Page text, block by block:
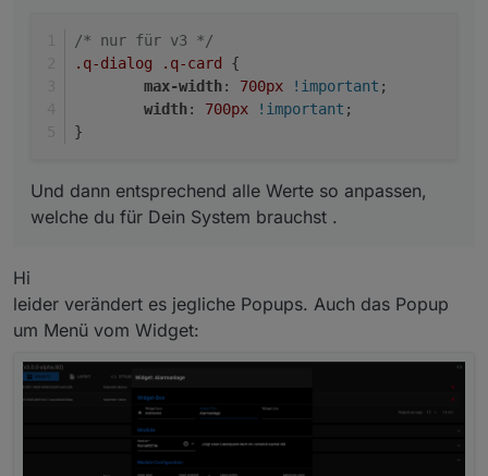
/* nur für v3 */
.q-dialog
.q-card
{
max-width: 700px !important ;
width: 700px !important ;
}
Und dann entsprechend alle Werte so anpassen,
welche du für Dein System brauchst .
Hi
leider verändert es jegliche Popups. Auch das Popup
um Menü vom Widget: